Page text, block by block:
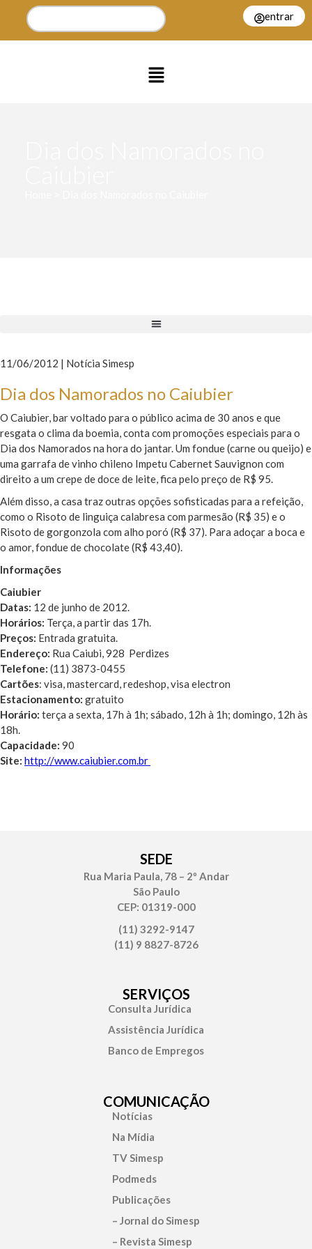
entrar
11/06/2012 | Notícia Simesp
Dia dos Namorados no Caiubier
O Caiubier, bar voltado para o público acima de 30 anos e que
resgata o clima da boemia, conta com promoções especiais para o
Dia dos Namorados na hora do jantar. Um fondue (carne ou queijo) e
uma garrafa de vinho chileno Impetu Cabernet Sauvignon com
direito a um crepe de doce de leite, fica pelo preço de R$ 95.
Além disso, a casa traz outras opções sofisticadas para a refeição,
como o Risoto de linguiça calabresa com parmesão (R$ 35) e o
Risoto de gorgonzola com alho poró (R$ 37). Para adoçar a boca e
o amor, fondue de chocolate (R$ 43,40).
Informações
Caiubier
Datas: 12 de junho de 2012.
Horários: Terça, a partir das 17h.
Preços: Entrada gratuita.
Endereço: Rua Caiubi, 928 Perdizes
Telefone: (11) 3873-0455
Cartões: visa, mastercard, redeshop, visa electron
Estacionamento: gratuito
Horário: terça a sexta, 17h à 1h; sábado, 12h à 1h; domingo, 12h às
18h.
Capacidade: 90
Site: http://www.caiubier.com.br
SEDE
Rua Maria Paula, 78 – 2º Andar
São Paulo
CEP: 01319-000
(11) 3292-9147
(11) 9 8827-8726
SERVIÇOS
Consulta Jurídica
Assistência Jurídica
Banco de Empregos
COMUNICAÇÃO
Notícias
Na Mídia
TV Simesp
Podmeds
Publicações
– Jornal do Simesp
– Revista Simesp